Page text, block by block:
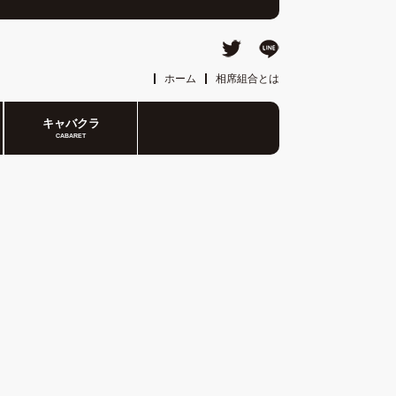
ホーム 相席組合とは
キャバクラ
CABARET